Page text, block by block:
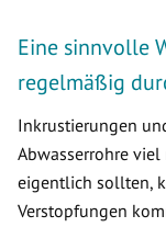
Eine sinnvolle
regelmäßig
Inkrustierungen
Abwasserrohre
eigentlich sollten,
Verstopfungen